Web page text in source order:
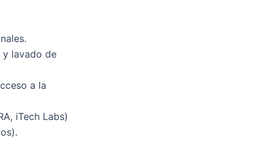
y lavado de
a la
iTech Labs)